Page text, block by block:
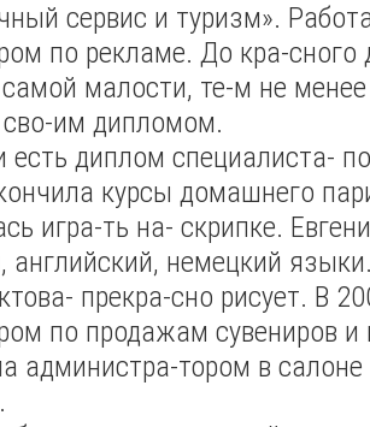
сервис и туризм».
по рекламе. До кра-
малости, те-м не
сво-им дипломом.
есть диплом специалиста-
курсы домашнего
игра-ть на- скрипке.
английский, немецкий
прекра-сно рисует. В
по продажам сувениров и
администра-тором в